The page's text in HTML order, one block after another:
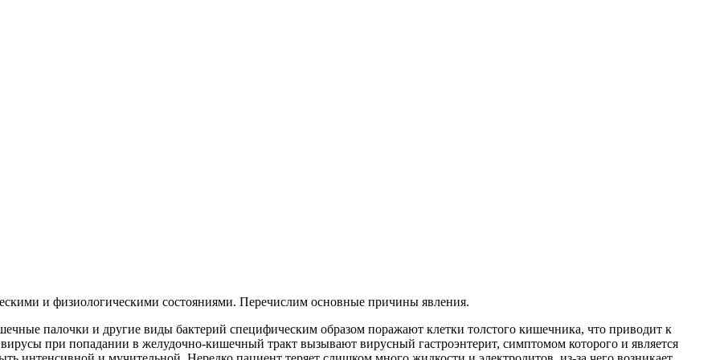
и физиологическими состояниями. Перечислим основные причины явления.
палочки и другие виды бактерий специфическим образом поражают клетки толстого кишечника, что приводит к
при попадании в желудочно-кишечный тракт вызывают вирусный гастроэнтерит, симптомом которого и является